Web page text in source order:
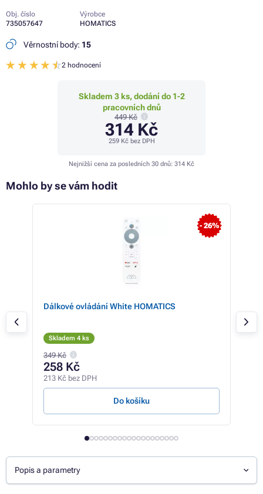
Obj. číslo
735057647
Výrobce
HOMATICS
Věrnostní body: 15
2 hodnocení
Skladem 3 ks, dodání do 1-2
pracovních dnů
449 Kč
314 Kč
259 Kčbez DPH
Nejnižší cena za posledních 30 dnů: 314 Kč
Mohlo by se vám hodit
- 26%
Dálkové ovládání White HOMATICS
Skladem 4 ks
349 Kč
258 Kč
213 Kč bez DPH
Do košíku
Popis a parametry